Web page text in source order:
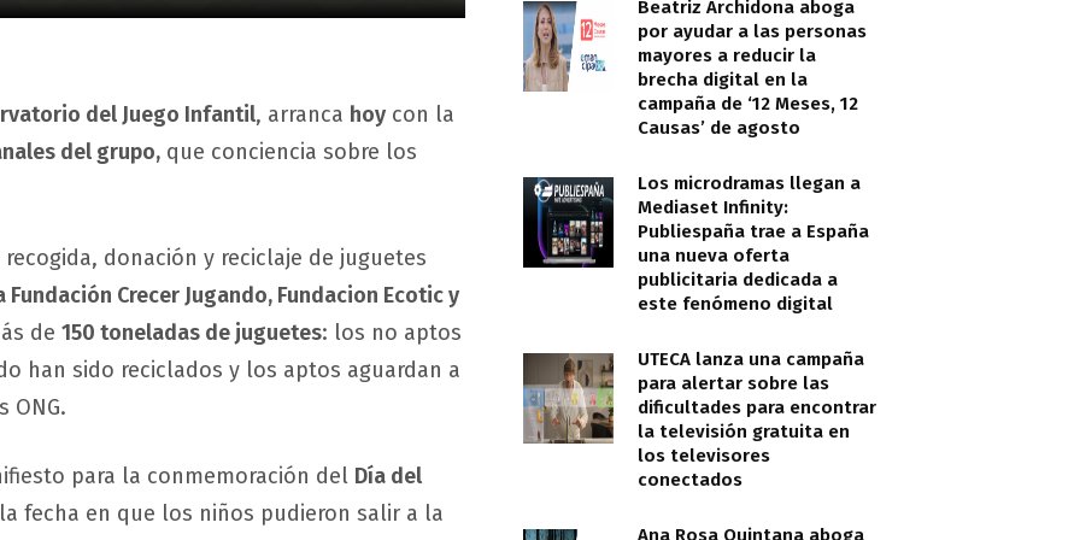
del Juego Infantil, arranca hoy con la
del grupo, que conciencia sobre los
donación y reciclaje de juguetes
Fundación Crecer Jugando, Fundacion Ecotic y
de 150 toneladas de juguetes: los no aptos
han sido reciclados y los aptos aguardan a
ONG.
para la conmemoración del Día del
fecha en que los niños pudieron salir a la
Beatriz Archidona aboga
por ayudar a las personas
mayores a reducir la
brecha digital en la
campaña de ‘12 Meses, 12
Causas’ de agosto
Los microdramas llegan a
Mediaset Infinity:
Publiespaña trae a España
una nueva oferta
publicitaria dedicada a
este fenómeno digital
UTECA lanza una campaña
para alertar sobre las
dificultades para encontrar
la televisión gratuita en
los televisores
conectados
Ana Rosa Quintana aboga